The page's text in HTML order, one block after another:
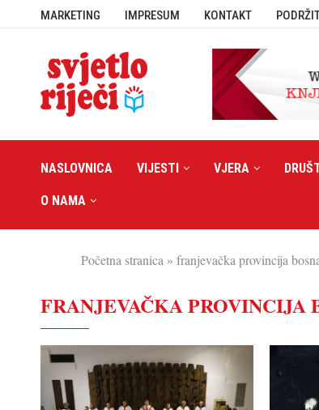
MARKETING IMPRESUM KONTAKT
NASLOVNICA VIJESTI VJERA
O NAMA
Početna stranica » franjevačka provincija
FRANJEVAČKA PROVINCIJA